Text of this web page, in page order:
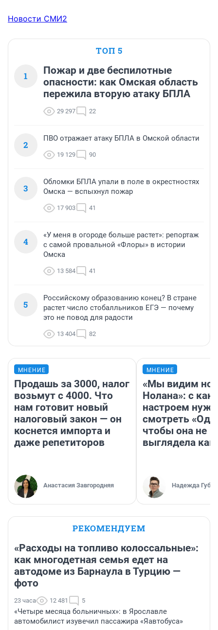
Новости СМИ2
ТОП 5
1
Пожар и две беспилотные
опасности: как Омская область
пережила вторую атаку БПЛА
29 297 22
2
ПВО отражает атаку БПЛА в Омской области
19 129 90
3
Обломки БПЛА упали в поле в окрестностях
Омска — вспыхнул пожар
17 903 41
4
«У меня в огороде больше растет»: репортаж
с самой провальной «Флоры» в истории
Омска
13 584 41
5
Российскому образованию конец? В стране
растет число стобалльников ЕГЭ — почему
это не повод для радости
13 404 82
МНЕНИЕ
Продашь за 3000, налог
возьмут с 4000. Что
нам готовит новый
налоговый закон — он
коснется импорта и
даже репетиторов
Анастасия Завгородняя
МНЕНИЕ
«Мы видим
Нолана»: с
настроем
смотреть
чтобы она не
выглядела как
Надежда
РЕКОМЕНДУЕМ
«Расходы на топливо колоссальные»:
как многодетная семья едет на
автодоме из Барнаула в Турцию —
фото
23 часа 12 481 5
«Четыре месяца больничных»: в Ярославле
автомобилист изувечил пассажира «Яавтобуса»